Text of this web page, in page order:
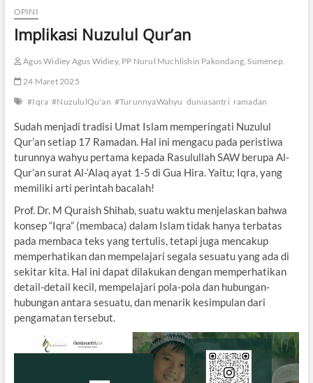
OPINI
Implikasi Nuzulul Qur’an
Agus Widiey Agus Widiey, PP Nurul Muchlishin Pakondang, Sumenep.
24 Maret 2025
#Iqra #NuzululQu'an #TurunnyaWahyu duniasantri ramadan
Sudah menjadi tradisi Umat Islam memperingati Nuzulul
Qur’an setiap 17 Ramadan. Hal ini mengacu pada peristiwa
turunnya wahyu pertama kepada Rasulullah SAW berupa Al-
Qur’an surat Al-‘Alaq ayat 1-5 di Gua Hira. Yaitu; Iqra, yang
memiliki arti perintah bacalah!
Prof. Dr. M Quraish Shihab, suatu waktu menjelaskan bahwa
konsep “Iqra” (membaca) dalam Islam tidak hanya terbatas
pada membaca teks yang tertulis, tetapi juga mencakup
memperhatikan dan mempelajari segala sesuatu yang ada di
sekitar kita. Hal ini dapat dilakukan dengan memperhatikan
detail-detail kecil, mempelajari pola-pola dan hubungan-
hubungan antara sesuatu, dan menarik kesimpulan dari
pengamatan tersebut.